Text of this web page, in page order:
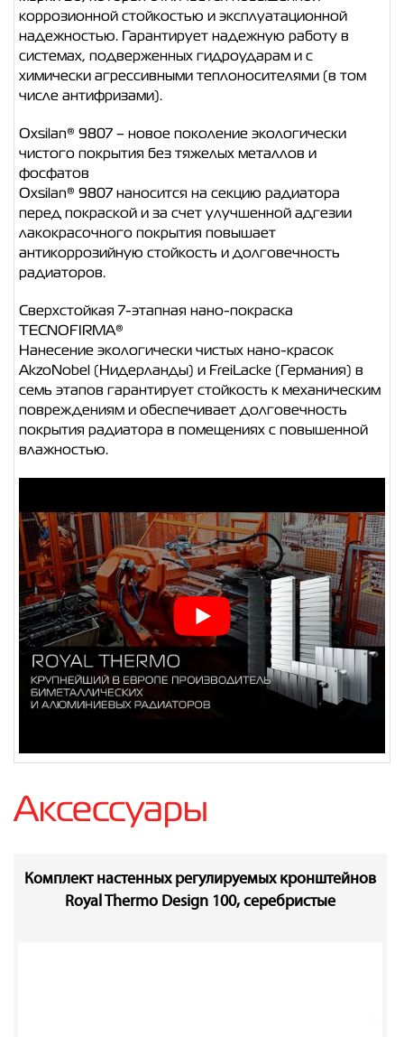
коррозионной стойкостью и эксплуатационной
надежностью. Гарантирует надежную работу в
системах, подверженных гидроударам и с
химически агрессивными теплоносителями (в том
числе антифризами).
Oxsilan® 9807 – новое поколение экологически
чистого покрытия без тяжелых металлов и
фосфатов
Oxsilan® 9807 наносится на секцию радиатора
перед покраской и за счет улучшенной адгезии
лакокрасочного покрытия повышает
антикоррозийную стойкость и долговечность
радиаторов.
Сверхстойкая 7-этапная нано-покраска
TECNOFIRMA®
Нанесение экологически чистых нано-красок
AkzoNobel (Нидерланды) и FreiLacke (Германия) в
семь этапов гарантирует стойкость к механическим
повреждениям и обеспечивает долговечность
покрытия радиатора в помещениях с повышенной
влажностью.
Аксессуары
Комплект настенных регулируемых кронштейнов
Royal Thermo Design 100, серебристые